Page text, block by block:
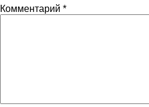
Комментарий *